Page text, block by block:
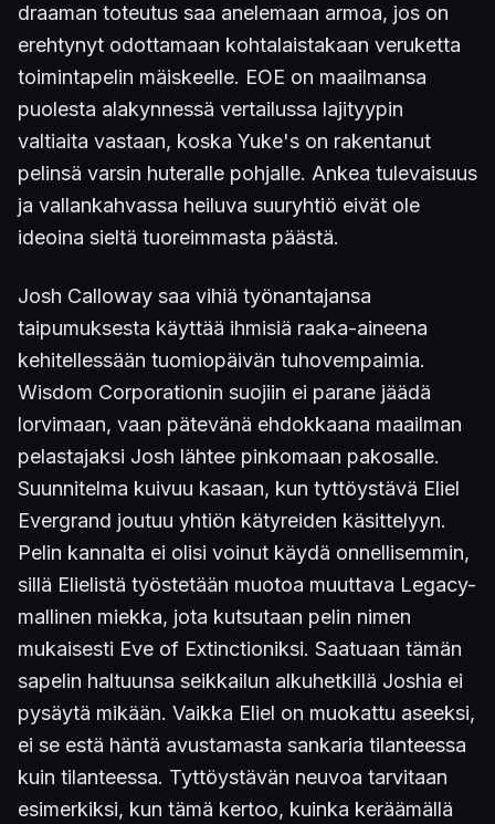
draaman toteutus saa anelemaan armoa, jos on
erehtynyt odottamaan kohtalaistakaan veruketta
toimintapelin mäiskeelle. EOE on maailmansa
puolesta alakynnessä vertailussa lajityypin
valtiaita vastaan, koska Yuke's on rakentanut
pelinsä varsin huteralle pohjalle. Ankea tulevaisuus
ja vallankahvassa heiluva suuryhtiö eivät ole
ideoina sieltä tuoreimmasta päästä.
Josh Calloway saa vihiä työnantajansa
taipumuksesta käyttää ihmisiä raaka-aineena
kehitellessään tuomiopäivän tuhovempaimia.
Wisdom Corporationin suojiin ei parane jäädä
lorvimaan, vaan pätevänä ehdokkaana maailman
pelastajaksi Josh lähtee pinkomaan pakosalle.
Suunnitelma kuivuu kasaan, kun tyttöystävä Eliel
Evergrand joutuu yhtiön kätyreiden käsittelyyn.
Pelin kannalta ei olisi voinut käydä onnellisemmin,
sillä Elielistä työstetään muotoa muuttava Legacy-
mallinen miekka, jota kutsutaan pelin nimen
mukaisesti Eve of Extinctioniksi. Saatuaan tämän
sapelin haltuunsa seikkailun alkuhetkillä Joshia ei
pysäytä mikään. Vaikka Eliel on muokattu aseeksi,
ei se estä häntä avustamasta sankaria tilanteessa
kuin tilanteessa. Tyttöystävän neuvoa tarvitaan
esimerkiksi, kun tämä kertoo, kuinka keräämällä